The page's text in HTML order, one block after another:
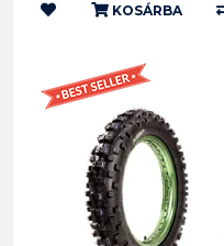
FX E...
KOSÁRBA